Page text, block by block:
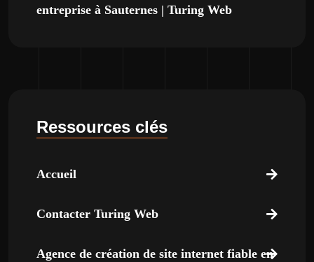
entreprise à Sauternes | Turing Web
Ressources clés
Accueil
Contacter Turing Web
Agence de création de site internet fiable en